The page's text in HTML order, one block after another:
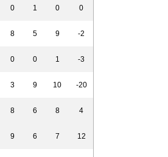
0 1 0 0
8 5 9 -2
0 0 1 -3
3 9 10 -20
8 6 8 4
9 6 7 12